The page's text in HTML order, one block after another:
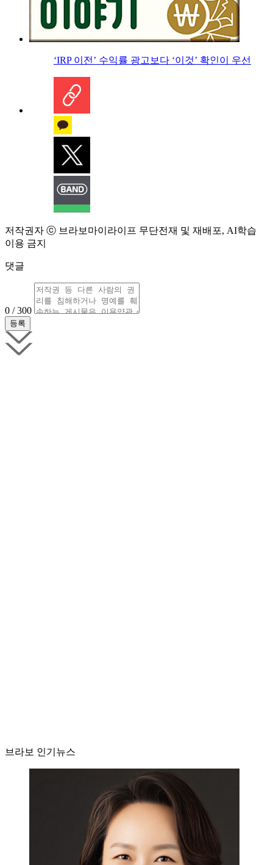
‘IRP 이전’ 수익률 광고보다 ‘이것’ 확인이 우선
저작권자 ⓒ 브라보마이라이프 무단전재 및 재배포, AI학습
이용 금지
댓글
0 / 300
브라보 인기뉴스